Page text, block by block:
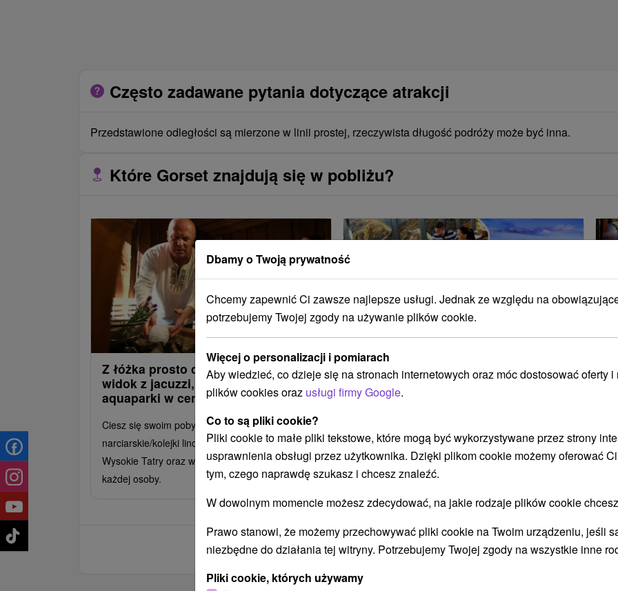
Często zadawane pytania dotyczące atrakcji
Przedstawione odległości są mierzone w linii prostej, rzeczywista długość podróży może być inna.
Które Gorset znajdują się w pobliżu?
Z łóżka prosto do kolejki na Chopok:
widok z jacuzzi, karnety narciarskie i
aquaparki w cenie pobytu
Ciesz się swoim pobytem i zyskaj karnety
narciarskie/kolejki linowe do ośrodków Jasna i
Wysokie Tatry oraz wejścia do aquaparków dla
każdej osoby.
Noc pełna przygód na szczycie
Chopoka: 4-daniowa kolacja,
Prosecco, kolejki linowe i parki
Ciesz się swoim pobytem i zyskaj karnety
narciarskie/kolejki linowe do ośrodków Jasna i
Wysokie Tatry oraz wejścia do aquaparków dla
Załaduj więcej
Dbamy o Twoją prywatność
Chcemy zapewnić Ci zawsze najlepsze usługi. Jednak ze względu na
potrzebujemy Twojej zgody na używanie plików cookie.
Więcej o personalizacji i pomiarach
Aby wiedzieć, co dzieje się na stronach internetowych oraz móc dostosować oferty i
plików cookies oraz usługi firmy Google.
Co to są pliki cookie?
Pliki cookie to małe pliki tekstowe, które mogą być wykorzystywane przez strony
usprawnienia obsługi przez użytkownika. Dzięki plikom cookie możemy oferować
tym, czego naprawdę szukasz i chcesz znaleźć.
W dowolnym momencie możesz zdecydować, na jakie rodzaje plików cookie
Prawo stanowi, że możemy przechowywać pliki cookie na Twoim urządzeniu, jeśli
niezbędne do działania tej witryny. Potrzebujemy Twojej zgody na wszystkie inne
Pliki cookie, których używamy